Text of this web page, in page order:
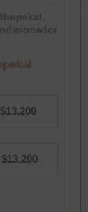
,
$13.200
$13.200